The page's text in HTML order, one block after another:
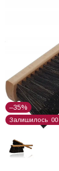
–35%
Залишилось 00